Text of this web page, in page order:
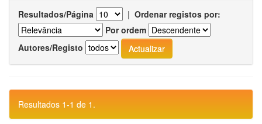
Resultados/Página | Ordenar registos por:
Por ordem
Autores/Registo
Resultados 1-1 de 1.